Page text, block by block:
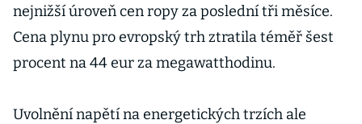
nejnižší úroveň cen ropy za poslední tři měsíce.
Cena plynu pro evropský trh ztratila téměř šest
procent na 44 eur za megawatthodinu.
Uvolnění napětí na energetických trzích ale